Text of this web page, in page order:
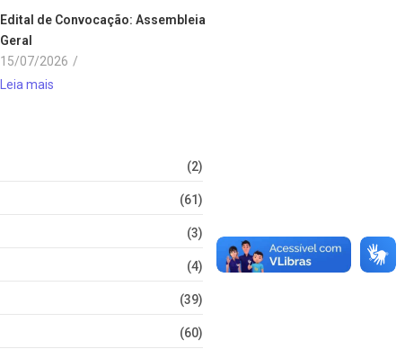
Edital de Convocação: Assembleia
Geral
15/07/2026 /
Leia mais
(2)
(61)
(3)
(4)
(39)
(60)